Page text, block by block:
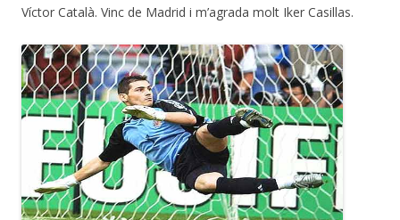
Víctor Català. Vinc de Madrid i m’agrada molt Iker Casillas.